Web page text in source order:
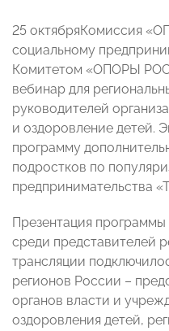
25 октябряКомиссия
социальному
Комитетом «ОПОРЫ
вебинар для
руководителей
и оздоровление детей.
программу
подростков по
предпринимательства
Презентация
среди представителей
трансляции
регионов России –
органов власти и
оздоровления детей,